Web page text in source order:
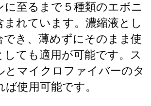
に至るまで５種類のエボニ
まれています。濃縮液とし
でき、薄めずにそのまま使
しても適用が可能です。ス
とマイクロファイバーのタ
使用可能です。